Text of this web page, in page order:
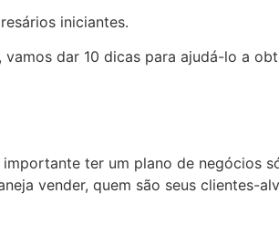
iniciantes.
dar 10 dicas para ajudá-lo a
ter um plano de negócios
vender, quem são seus clientes-